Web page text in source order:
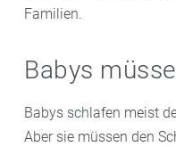
Familien.
Babys
Babys schlafen meist
Aber sie müssen den